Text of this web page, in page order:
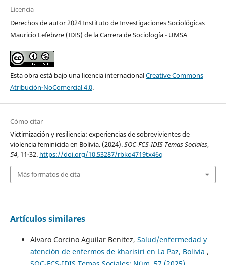
Licencia
Derechos de autor 2024 Instituto de Investigaciones Sociológicas
Mauricio Lefebvre (IDIS) de la Carrera de Sociología - UMSA
Esta obra está bajo una licencia internacionalCreative Commons
Atribución-NoComercial 4.0.
Cómo citar
Victimización y resiliencia: experiencias de sobrevivientes de
violencia feminicida en Bolivia. (2024).SOC-FCS-IDIS Temas Sociales,
54, 11-32. https://doi.org/10.53287/rbko4719tx46q
Más formatos de cita
Artículos similares
Alvaro Corcino Aguilar Benitez, Salud/enfermedad y
atención de enfermos de kharisiri en La Paz, Bolivia ,